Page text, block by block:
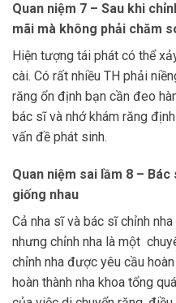
Quan niệm 7 – Sau khi
mãi mà không phải chăm
Hiện tượng tái phát có thể
cài. Có rất nhiều TH phải
răng ổn định bạn cần đeo
bác sĩ và nhớ khám răng
vấn đề phát sinh.
Quan niệm sai lầm 8 –
giống nhau
Cả nha sĩ và bác sĩ chỉnh
nhưng chỉnh nha là một
chỉnh nha được yêu cầu
hoàn thành nha khoa tổng